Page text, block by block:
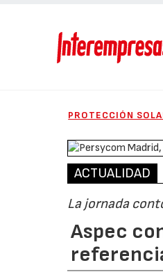
PROTECCIÓN
ACTUALIDAD
La jornada
Aspec